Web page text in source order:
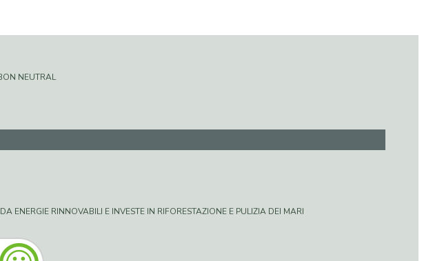
NEUTRAL
ENERGIE RINNOVABILI E INVESTE IN RIFORESTAZIONE E PULIZIA DEI MARI